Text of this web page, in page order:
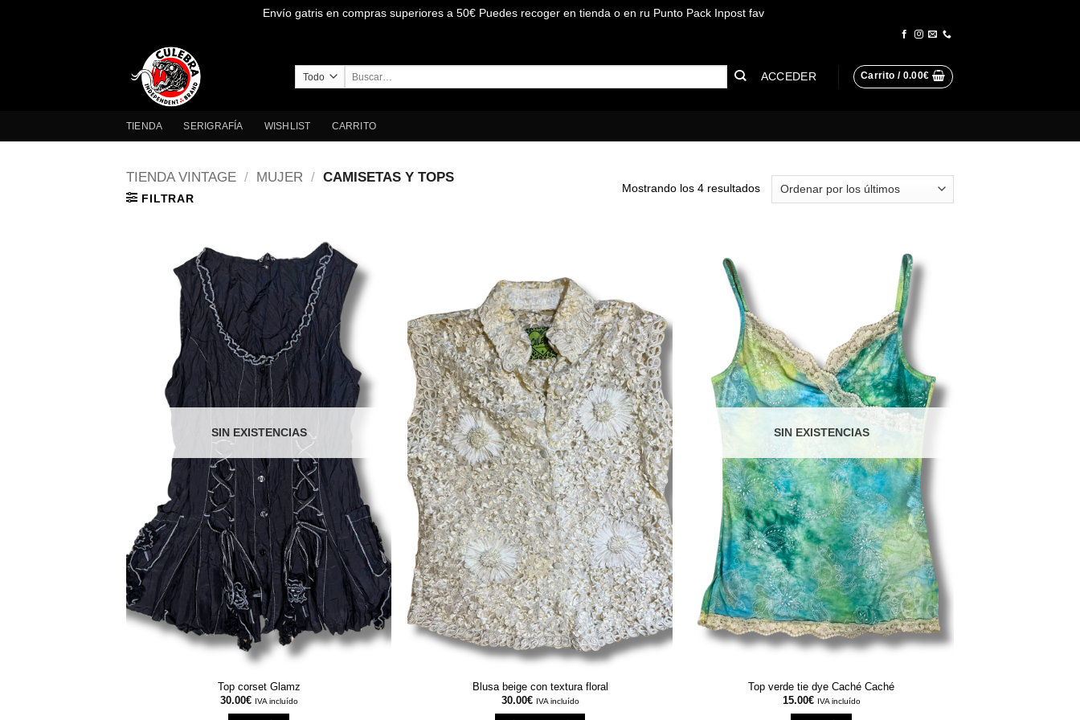
Envío gatris en compras superiores a 50€ Puedes recoger en tienda o en ru Punto Pack Inpost fav
ACCEDER Carrito / 0.00€
TIENDA SERIGRAFÍA WISHLIST CARRITO
TIENDA VINTAGE / MUJER / CAMISETAS Y TOPS
FILTRAR
Mostrando los 4 resultadosOrdenado
por
SIN EXISTENCIAS
Top corset Glamz
30.00€ IVA incluído
Blusa beige con textura floral
30.00€ IVA incluído
SIN EXISTENCIAS
Top verde tie dye Caché Caché
15.00€ IVA incluído